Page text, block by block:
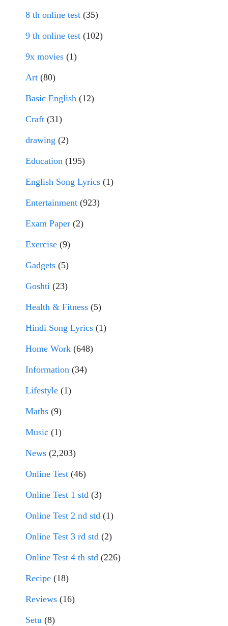
8 th online test (35)
9 th online test (102)
9x movies (1)
Art (80)
Basic English (12)
Craft (31)
drawing (2)
Education (195)
English Song Lyrics (1)
Entertainment (923)
Exam Paper (2)
Exercise (9)
Gadgets (5)
Goshti (23)
Health & Fitness (5)
Hindi Song Lyrics (1)
Home Work (648)
Information (34)
Lifestyle (1)
Maths (9)
Music (1)
News (2,203)
Online Test (46)
Online Test 1 std (3)
Online Test 2 nd std (1)
Online Test 3 rd std (2)
Online Test 4 th std (226)
Recipe (18)
Reviews (16)
Setu (8)